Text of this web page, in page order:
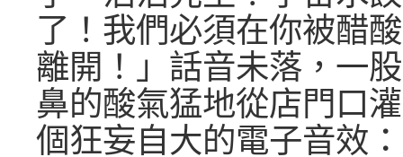
了！我們必須在你被醋
離開！」話音未落，一
鼻的酸氣猛地從店門口
個狂妄自大的電子音效